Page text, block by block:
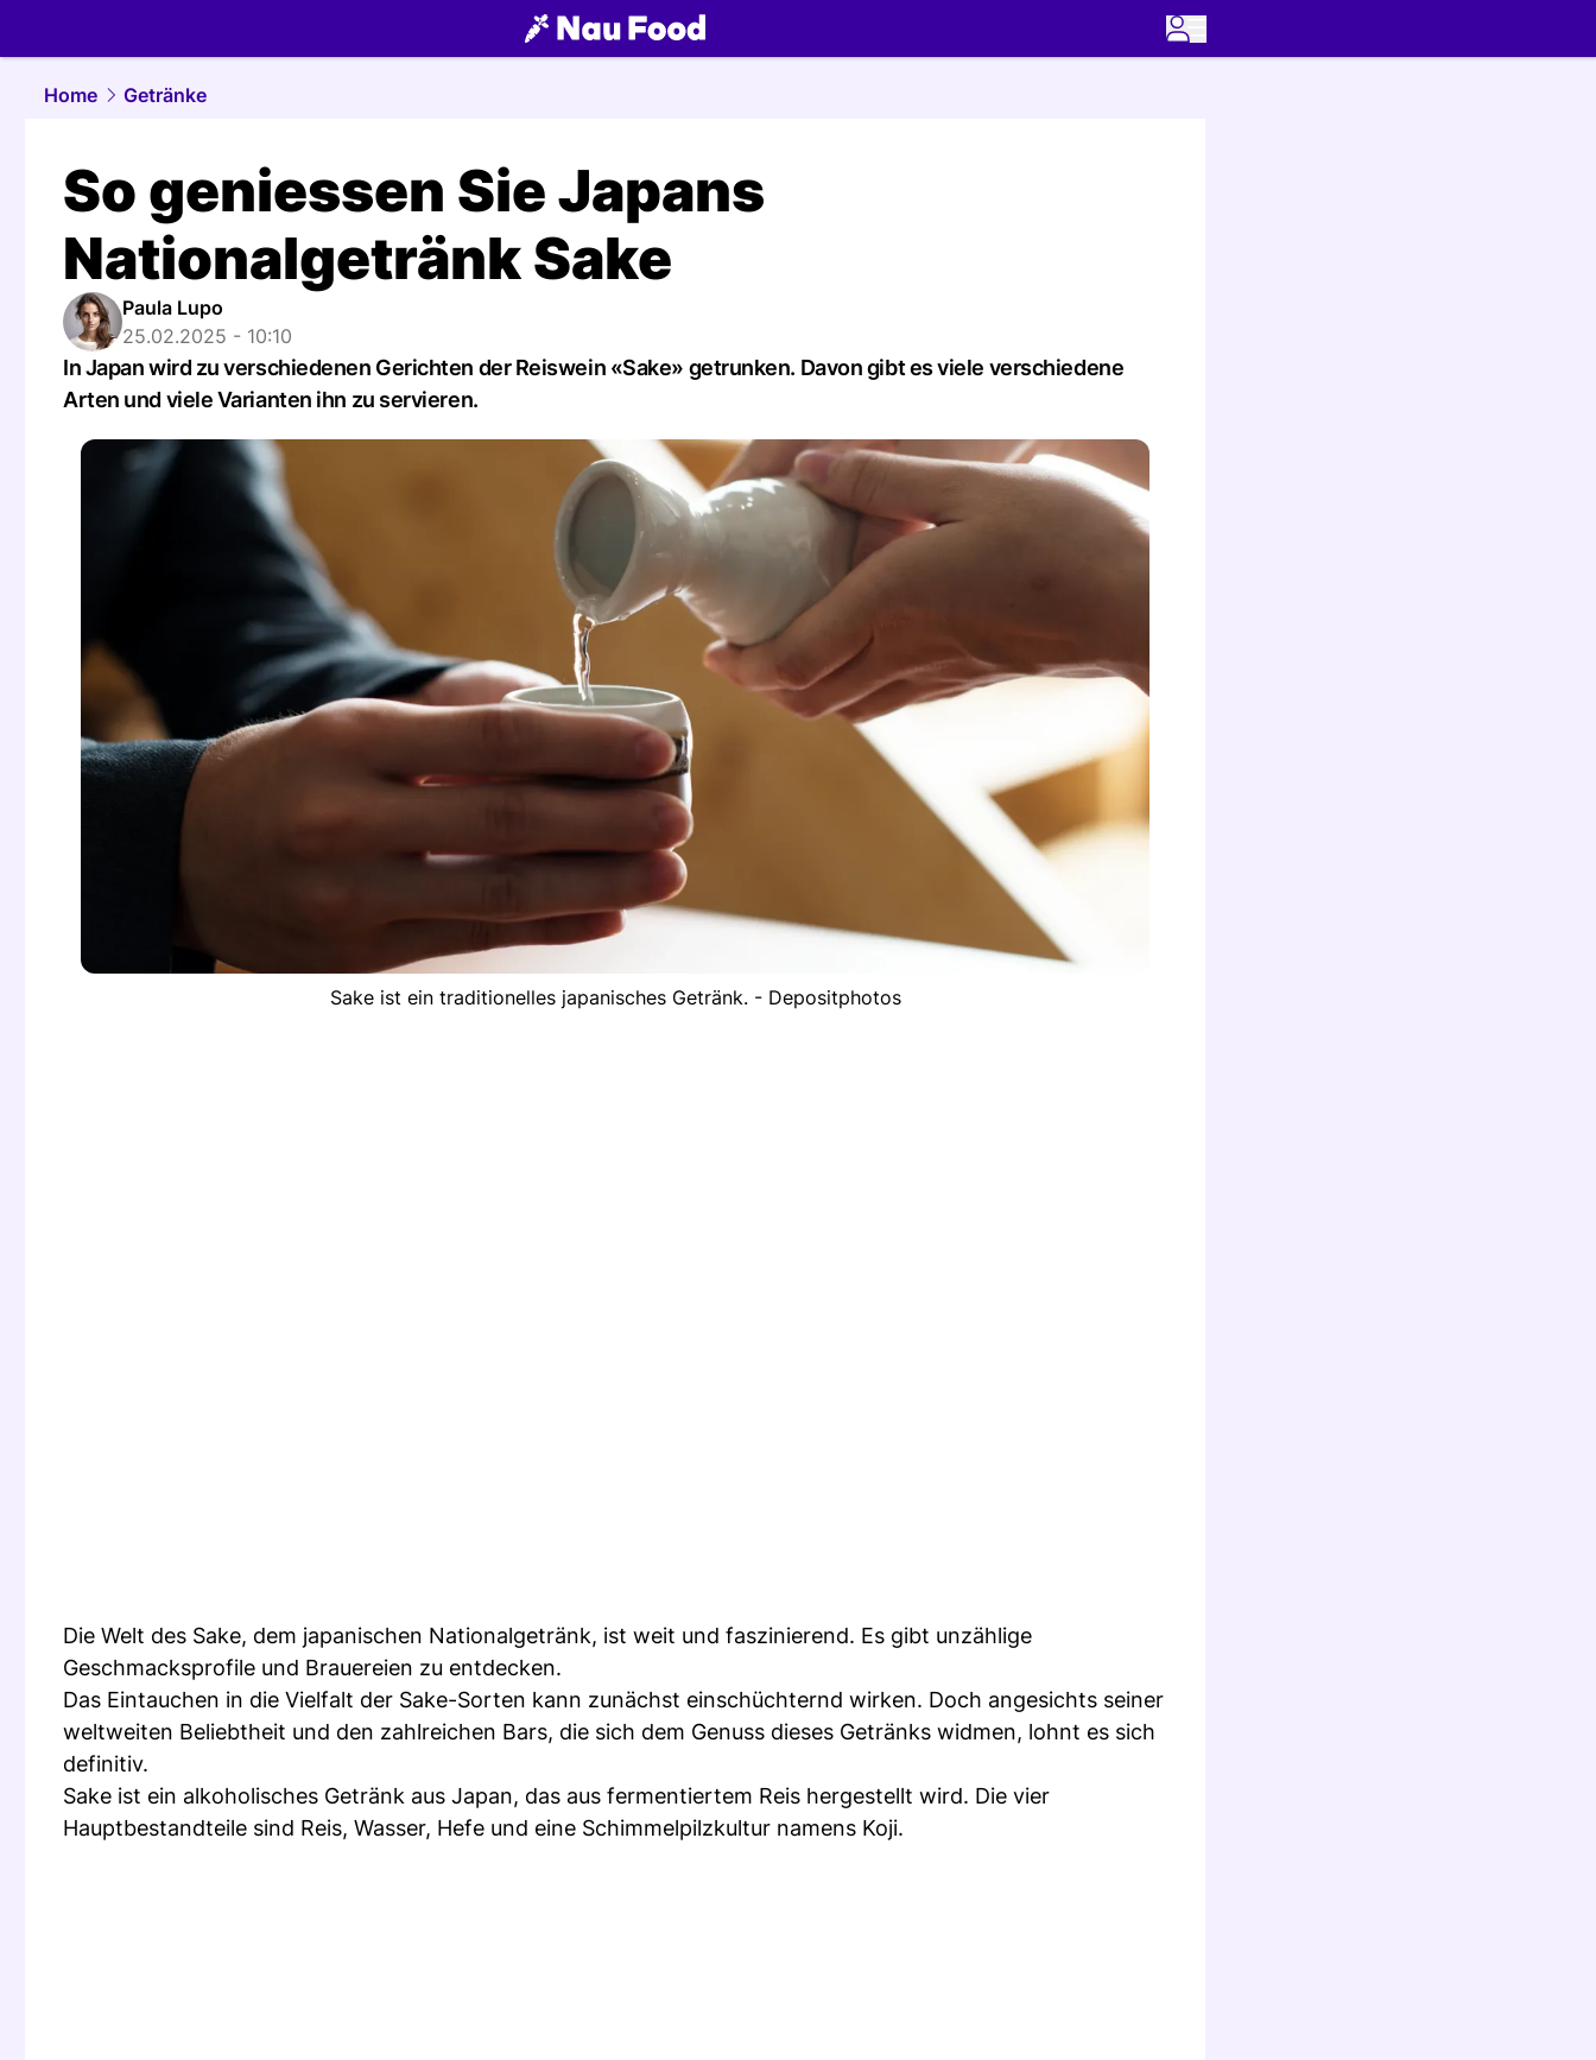
food.NAU.ch
Home
Getränke
So geniessen Sie Japans
Nationalgetränk Sake
Paula Lupo
25.02.2025 - 10:10
In Japan wird zu verschiedenen Gerichten der Reiswein «Sake» getrunken. Davon gibt es viele verschiedene
Arten und viele Varianten ihn zu servieren.
Sake ist ein traditionelles japanisches Getränk. - Depositphotos
Die Welt des Sake, dem japanischen Nationalgetränk, ist weit und faszinierend. Es gibt unzählige
Geschmacksprofile und Brauereien zu entdecken.
Das Eintauchen in die Vielfalt der Sake-Sorten kann zunächst einschüchternd wirken. Doch angesichts seiner
weltweiten Beliebtheit und den zahlreichen Bars, die sich dem Genuss dieses Getränks widmen, lohnt es sich
definitiv.
Sake ist ein alkoholisches Getränk aus Japan, das aus fermentiertem Reis hergestellt wird. Die vier
Hauptbestandteile sind Reis, Wasser, Hefe und eine Schimmelpilzkultur namens Koji.